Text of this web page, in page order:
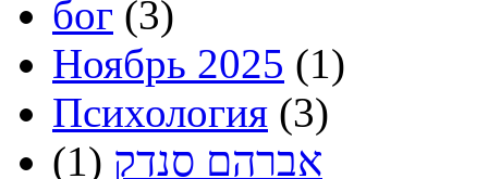
бог (3)
Ноябрь 2025 (1)
Психология (3)
אברהם סנדק (1)